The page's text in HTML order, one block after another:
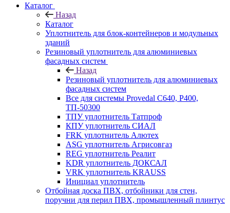
Каталог
Назад
Каталог
Уплотнитель для блок-контейнеров и модульных
зданий
Резиновый уплотнитель для алюминиевых
фасадных систем
Назад
Резиновый уплотнитель для алюминиевых
фасадных систем
Все для системы Provedal С640, Р400,
ТП-50300
ТПУ уплотнитель Татпроф
КПУ уплотнитель СИАЛ
FRK уплотнитель Алютех
ASG уплотнитель Агрисовгаз
REG уплотнитель Реалит
KDR уплотнитель ДОКСАЛ
VRK уплотнитель KRAUSS
Инициал уплотнитель
Отбойная доска ПВХ, отбойники для стен,
поручни для перил ПВХ, промышленный плинтус